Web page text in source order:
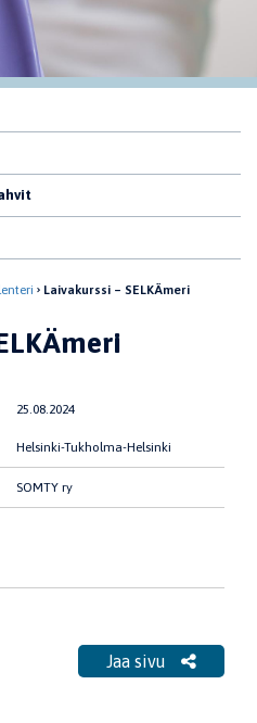
Laivakurssi – SELKÄmeri
25.08.2024
Helsinki-Tukholma-Helsinki
SOMTY ry
Jaa sivu